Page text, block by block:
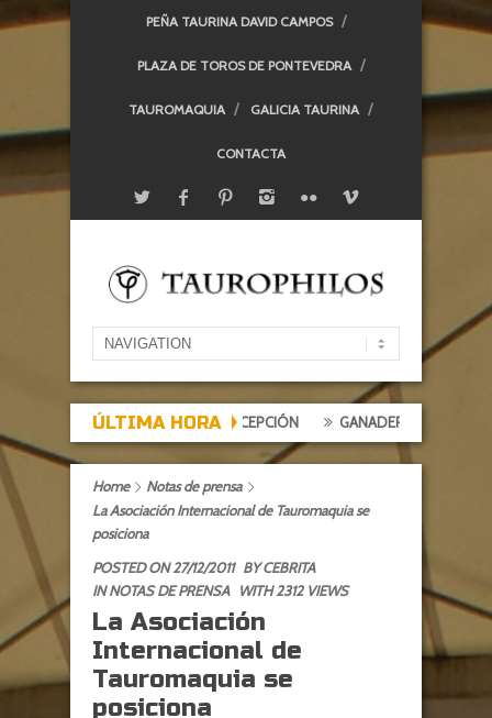
PEÑA TAURINA DAVID CAMPOS
PLAZA DE TOROS DE PONTEVEDRA
TAUROMAQUIA GALICIA TAURINA
CONTACTA
ÚLTIMA HORA
EXPECTACIÓN, TARDE DE DECEPCIÓN GANADERÍAS: ALCURRUCÉN
Home
Notas de prensa
La Asociación Internacional de Tauromaquia se
posiciona
POSTED ON 27/12/2011 BYCEBRITA
INNOTAS DE PRENSA WITH 2312 VIEWS
La Asociación
Internacional de
Tauromaquia se
posiciona